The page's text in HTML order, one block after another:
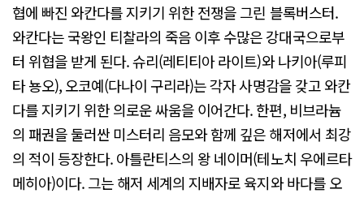
협에 빠진 와칸다를 지키기 위한 전쟁을 그린 블록버스터.
와칸다는 국왕인 티찰라의 죽음 이후 수많은 강대국으로부
터 위협을 받게 된다. 슈리(레티티아 라이트)와 나키아(루피
타 뇽오), 오코예(다나이 구리라)는 각자 사명감을 갖고 와칸
다를 지키기 위한 의로운 싸움을 이어간다. 한편, 비브라늄
의 패권을 둘러싼 미스터리 음모와 함께 깊은 해저에서 최강
의 적이 등장한다. 아틀란티스의 왕 네이머(테노치 우에르타
메히아)이다. 그는 해저 세계의 지배자로 육지와 바다를 오